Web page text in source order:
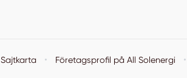
Sajtkarta · Företagsprofil på All Solenergi ·